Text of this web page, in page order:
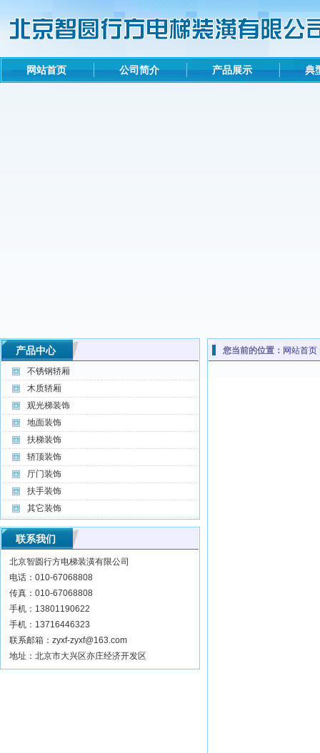
网站首页 公司简介 产品展示 典
产品中心
不锈钢轿厢
木质轿厢
观光梯装饰
地面装饰
扶梯装饰
轿顶装饰
厅门装饰
扶手装饰
其它装饰
联系我们
北京智圆行方电梯装潢有限公司
电话：010-67068808
传真：010-67068808
手机：13801190622
手机：13716446323
联系邮箱：zyxf-zyxf@163.com
地址：北京市大兴区亦庄经济开发区
您当前的位置： 网站首页